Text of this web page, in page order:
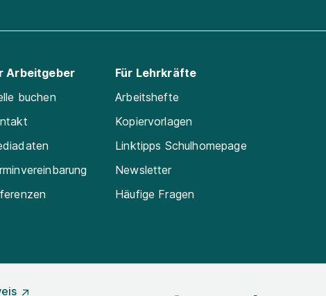
Arbeitgeber
buchen
Für Lehrkräfte
Arbeitshefte
Kopiervorlagen
Linktipps Schulhomepage
Newsletter
Häufige Fragen